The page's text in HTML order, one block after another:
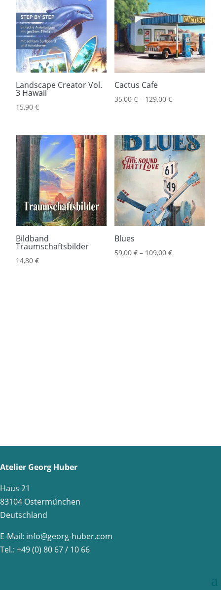
Landscape Creator Vol.
3 Hawaii
15,90 €
Cactus Cafe
35,00 €– 129,00 €
Bildband
Traumschaftsbilder
14,80 €
Blues
59,00 €– 109,00 €
Atelier Georg Huber
Haus 21
83104 Ostermünchen
Deutschland
E-Mail: info@georg-huber.com
Tel.: +49 (0) 80 67 / 10 66